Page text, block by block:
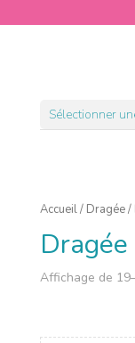
Sélectionner
Accueil/ Dragée/
Dragée
Affichage de